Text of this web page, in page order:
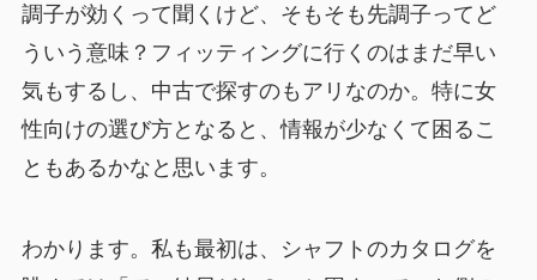
調子が効くって聞くけど、そもそも先調子ってど
ういう意味？フィッティングに行くのはまだ早い
気もするし、中古で探すのもアリなのか。特に女
性向けの選び方となると、情報が少なくて困るこ
ともあるかなと思います。
わかります。私も最初は、シャフトのカタログを